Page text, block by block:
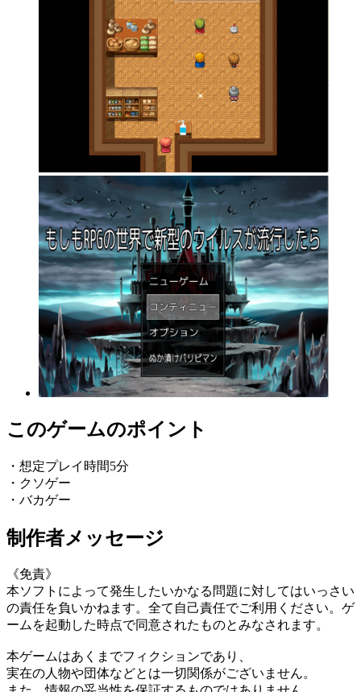
このゲームのポイント
・想定プレイ時間5分
・クソゲー
・バカゲー
制作者メッセージ
《免責》
本ソフトによって発生したいかなる問題に対してはいっさい
の責任を負いかねます。全て自己責任でご利用ください。ゲ
ームを起動した時点で同意されたものとみなされます。
本ゲームはあくまでフィクションであり、
実在の人物や団体などとは一切関係がございません。